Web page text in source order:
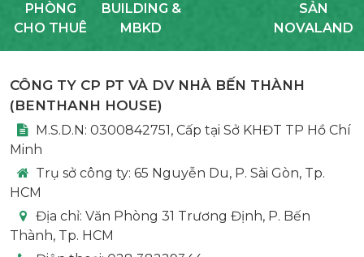
PHÒNG
CHO THUÊ
BUILDING &
MBKD
SẢN
NOVALAND
CÔNG TY CP PT VÀ DV NHÀ BẾN THÀNH
(BENTHANH HOUSE)
M.S.D.N: 0300842751, Cấp tại Sở KHĐT TP Hồ Chí
Minh
Trụ sở công ty: 65 Nguyễn Du, P. Sài Gòn, Tp.
HCM
Địa chỉ: Văn Phòng 31 Trương Định, P. Bến
Thành, Tp. HCM